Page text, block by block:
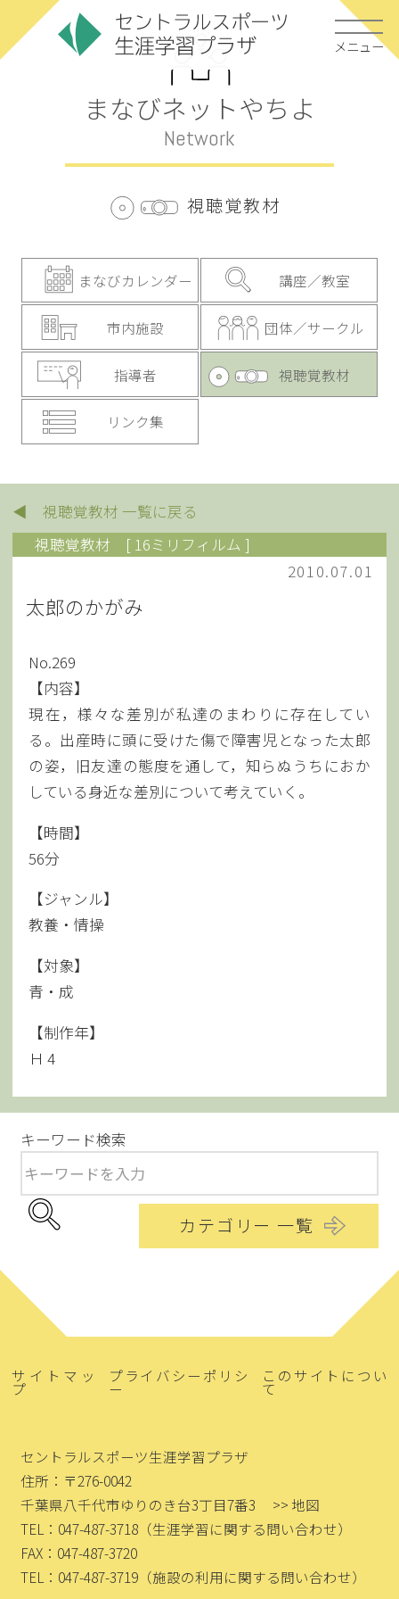
メニュー
まなびネットやちよ
Network
視聴覚教材
まなびカレンダー 講座／教室
市内施設 団体／サークル
指導者 視聴覚教材
リンク集
◀ 視聴覚教材 一覧に戻る
視聴覚教材
[ 16ミリフィルム ]
2010.07.01
太郎のかがみ
No.269
【内容】
現在，様々な差別が私達のまわりに存在してい
る。出産時に頭に受けた傷で障害児となった太郎
の姿，旧友達の態度を通して，知らぬうちにおか
している身近な差別について考えていく。
【時間】
56分
【ジャンル】
教養・情操
【対象】
青・成
【制作年】
Ｈ 4
キーワード検索
カテゴリー 一覧
サイトマッ
プ
プライバシーポリシ
ー
このサイトについ
て
セントラルスポーツ生涯学習プラザ
住所：〒276-0042
千葉県八千代市ゆりのき台3丁目7番3
>> 地図
TEL：047-487-3718 （生涯学習に関する問い合わせ）
FAX：047-487-3720
TEL：047-487-3719 （施設の利用に関する問い合わせ）